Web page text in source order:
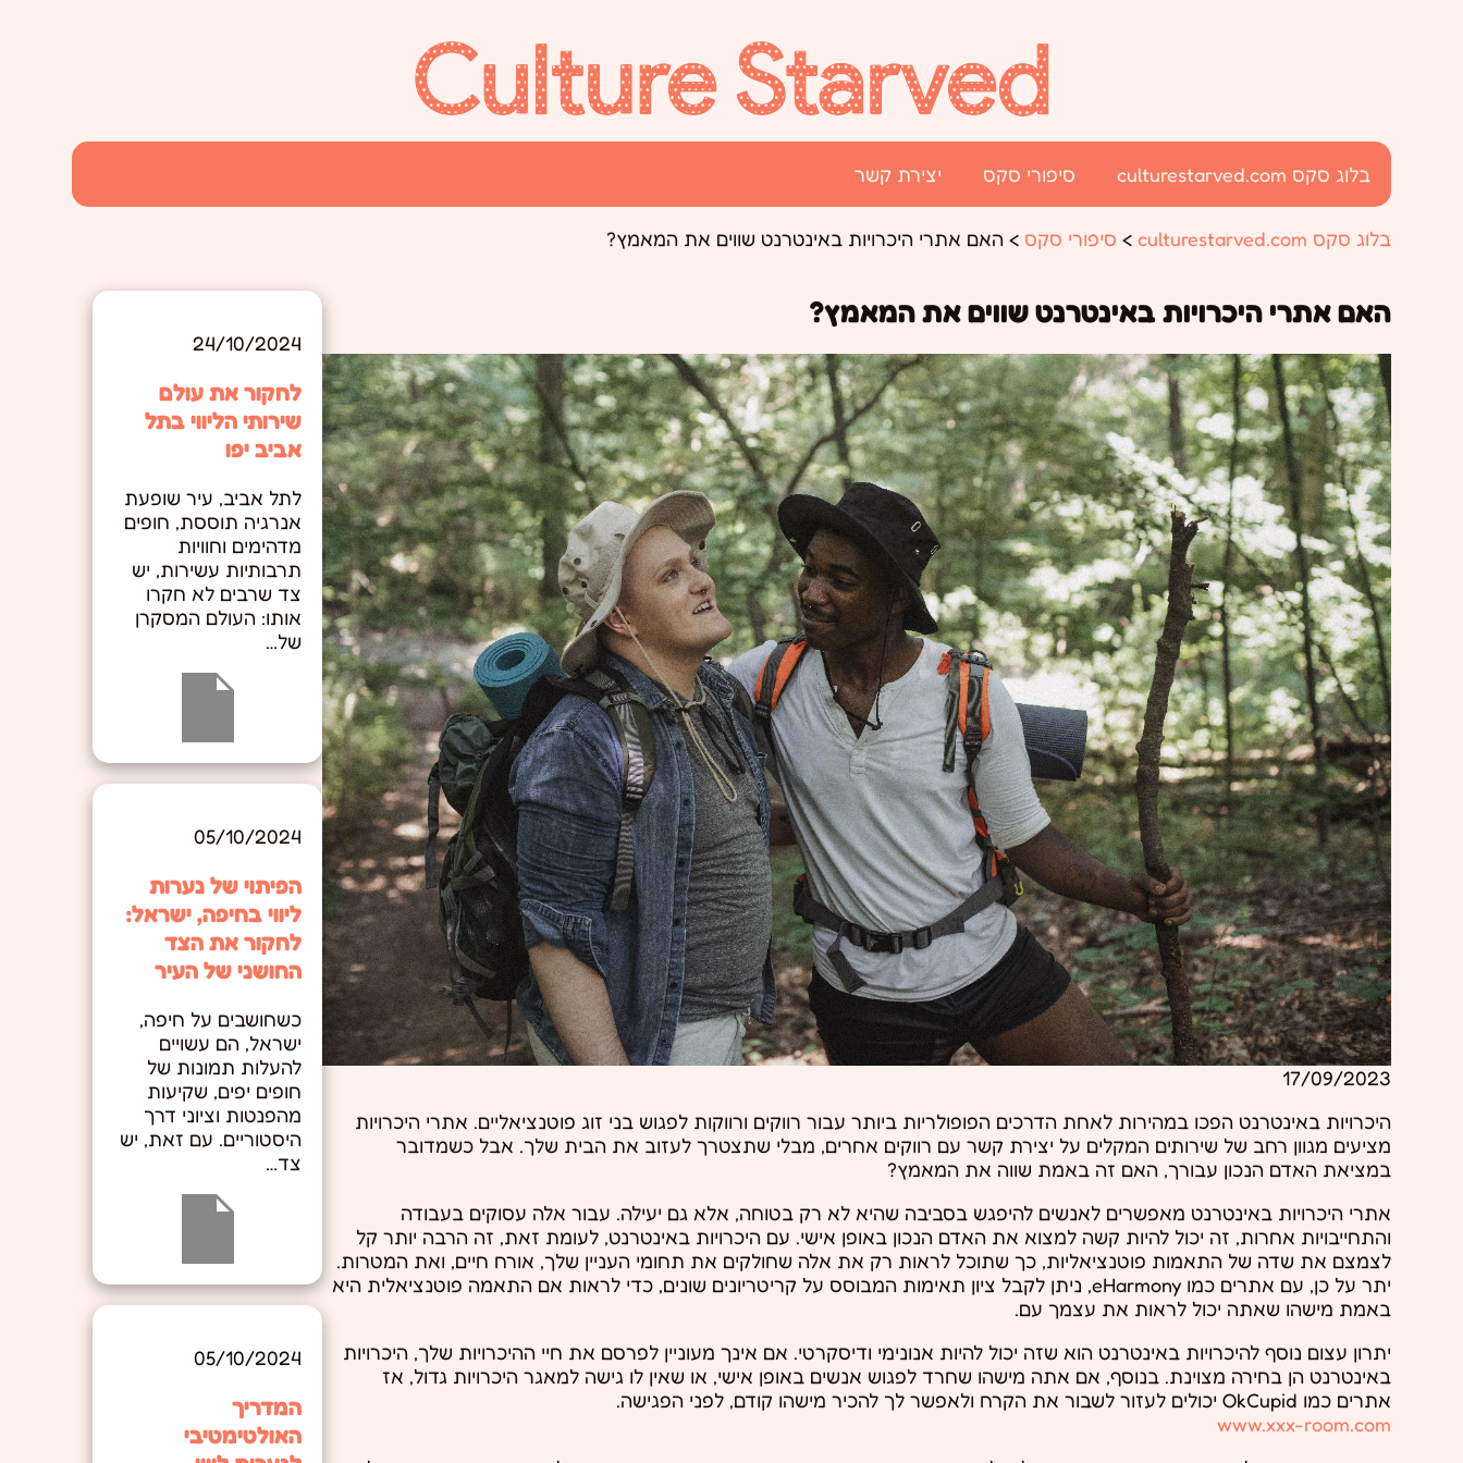
בלוג סקס culturestarved.com סיפורי סקס יצירת קשר
בלוג סקס culturestarved.com > סיפורי סקס > האם אתרי היכרויות באינטרנט שווים את המאמץ?
האם אתרי היכרויות באינטרנט שווים את המאמץ?
17/09/2023
היכרויות באינטרנט הפכו במהירות לאחת הדרכים הפופולריות ביותר עבור רווקים ורווקות לפגוש בני זוג פוטנציאליים. אתרי היכרויות
מציעים מגוון רחב של שירותים המקלים על יצירת קשר עם רווקים אחרים, מבלי שתצטרך לעזוב את הבית שלך. אבל כשמדובר
במציאת האדם הנכון עבורך, האם זה באמת שווה את המאמץ?
אתרי היכרויות באינטרנט מאפשרים לאנשים להיפגש בסביבה שהיא לא רק בטוחה, אלא גם יעילה. עבור אלה עסוקים בעבודה
והתחייבויות אחרות, זה יכול להיות קשה למצוא את האדם הנכון באופן אישי. עם היכרויות באינטרנט, לעומת זאת, זה הרבה יותר קל
לצמצם את שדה של התאמות פוטנציאליות, כך שתוכל לראות רק את אלה שחולקים את תחומי העניין שלך, אורח חיים, ואת המטרות.
יתר על כן, עם אתרים כמו eHarmony, ניתן לקבל ציון תאימות המבוסס על קריטריונים שונים, כדי לראות אם התאמה פוטנציאלית היא
באמת מישהו שאתה יכול לראות את עצמך עם.
יתרון עצום נוסף להיכרויות באינטרנט הוא שזה יכול להיות אנונימי ודיסקרטי. אם אינך מעוניין לפרסם את חיי ההיכרויות שלך, היכרויות
באינטרנט הן בחירה מצוינת. בנוסף, אם אתה מישהו שחרד לפגוש אנשים באופן אישי, או שאין לו גישה למאגר היכרויות גדול, אז
אתרים כמו OkCupid יכולים לעזור לשבור את הקרח ולאפשר לך להכיר מישהו קודם, לפני הפגישה.
www.xxx-room.com
24/10/2024
לחקור את עולם
שירותי הליווי בתל
אביב יפו
לתל אביב, עיר שופעת
אנרגיה תוססת, חופים
מדהימים וחוויות
תרבותיות עשירות, יש
צד שרבים לא חקרו
אותו: העולם המסקרן
של…
05/10/2024
הפיתוי של נערות
ליווי בחיפה, ישראל:
לחקור את הצד
החושני של העיר
כשחושבים על חיפה,
ישראל, הם עשויים
להעלות תמונות של
חופים יפים, שקיעות
מהפנטות וציוני דרך
היסטוריים. עם זאת, יש
צד…
05/10/2024
המדריך
האולטימטיבי